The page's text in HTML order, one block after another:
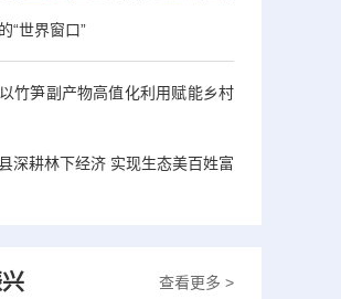
“世界窗口”
竹笋副产物高值化利用赋能乡村
深耕林下经济 实现生态美百姓富
查看更多 >